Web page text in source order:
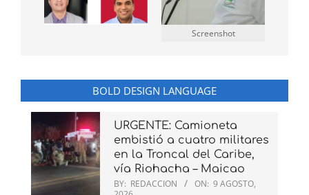
Screenshot
BOLD DESIGN LANGUAGE
URGENTE: Camioneta
embistió a cuatro militares
en la Troncal del Caribe,
vía Riohacha – Maicao
BY: REDACCION ON: 9 AGOSTO,